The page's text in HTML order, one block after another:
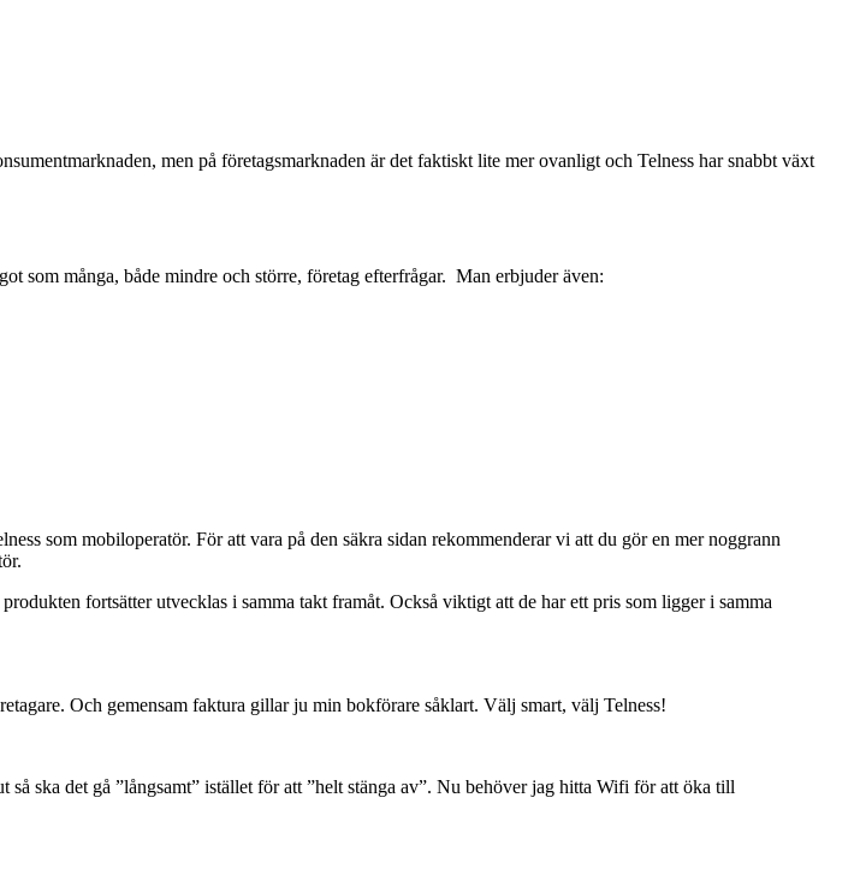
men på företagsmarknaden är det faktiskt lite mer ovanligt och Telness har snabbt växt
som många, både mindre och större, företag efterfrågar. Man erbjuder även:
som mobiloperatör. För att vara på den säkra sidan rekommenderar vi att du gör en mer noggrann
fortsätter utvecklas i samma takt framåt. Också viktigt att de har ett pris som ligger i samma
Och gemensam faktura gillar ju min bokförare såklart. Välj smart, välj Telness!
ska det gå ”långsamt” istället för att ”helt stänga av”. Nu behöver jag hitta Wifi för att öka till